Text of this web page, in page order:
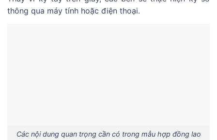
thông qua máy tính hoặc điện thoại.
Các nội dung quan trọng cần có trong mẫu hợp đồng lao